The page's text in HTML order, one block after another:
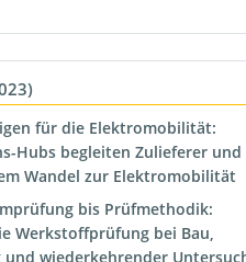
für die Elektromobilität:
Hubs begleiten Zulieferer und
Wandel zur Elektromobilität
bis Prüfmethodik:
Werkstoffprüfung bei Bau,
wiederkehrender